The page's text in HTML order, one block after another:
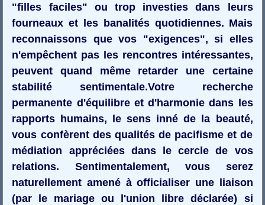
"filles faciles" ou trop investies dans leurs
fourneaux et les banalités quotidiennes. Mais
reconnaissons que vos "exigences", si elles
n'empêchent pas les rencontres intéressantes,
peuvent quand même retarder une certaine
stabilité sentimentale.Votre recherche
permanente d'équilibre et d'harmonie dans les
rapports humains, le sens inné de la beauté,
vous confèrent des qualités de pacifisme et de
médiation appréciées dans le cercle de vos
relations. Sentimentalement, vous serez
naturellement amené à officialiser une liaison
(par le mariage ou l'union libre déclarée) si